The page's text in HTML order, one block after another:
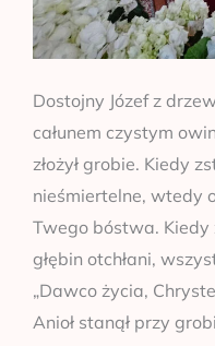
Dostojny Józef z
całunem czystym
złożył grobie. Kiedy
nieśmiertelne, wtedy
Twego bóstwa. Kiedy
głębin otchłani,
„Dawco życia,
Anioł stanął przy